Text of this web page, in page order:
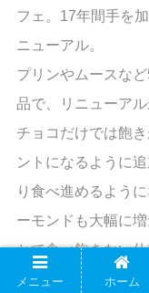
フェ。17年間手を
ニューアル。
プリンやムースな
品で、リニューア
チョコだけでは飽
ントになるように
り食べ進めるよう
ーモンドも大幅に
とで食べ飽きない
メニュー ホーム